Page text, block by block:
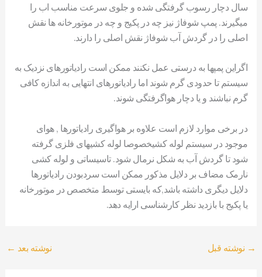
سال دچار رسوب گرفتگی شده و جلوی سرعت مناسب اب را
میگیرند. پمپ شوفاژ نیز چه در پکیج و چه در موتورخانه ها نقش
اصلی را در گردش آب شوفاژ نقش اصلی را دارند.
اگراین پمپها به درستی عمل نکنند ممکن است رادیاتورهای نزدیک به
سیستم تا حدودی گرم شوند اما رادیاتورهای انتهایی به اندازه کافی
گرم نباشند و یا دچار هواگرفتگی شوند.
در برخی موارد لازم است علاوه بر هواگیری رادیاتورها , هوای
موجود در سیستم لوله کشیخصوصا لوله کشیهای فلزی گرفته
شود تا گردش آب به شکل نرمال شود. تاسیساتی و لوله کشی
نارمک مضاف بر دلایل مذکور ممکن است سردبودن رادیاتورها
دلایل دیگری داشته باشد,که بایستی توسط متخصص در موتورخانه
یا پکیج با بازدید نظر کارشناسی ارایه دهد.
→ نوشته قبل نوشته بعد ←